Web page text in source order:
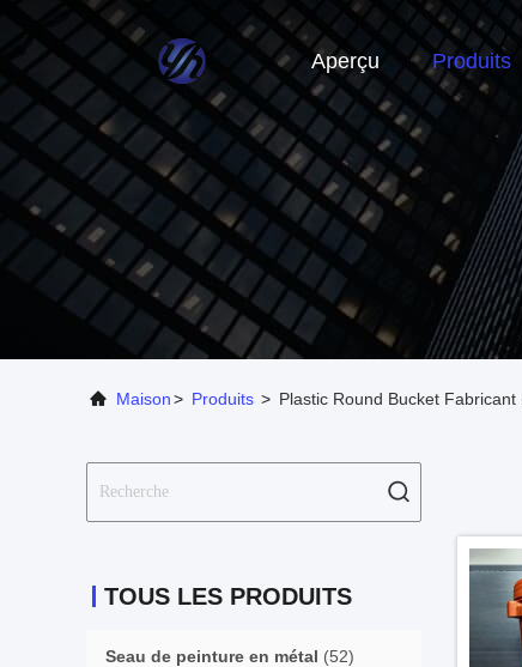
Aperçu Produits
Maison> Produits > Plastic Round Bucket Fabricant
TOUS LES PRODUITS
Seau de peinture en métal (52)